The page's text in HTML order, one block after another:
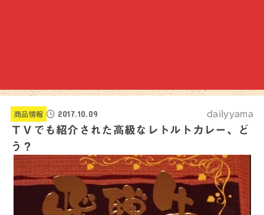
商品情報 2017.10.09 dailyyama
ＴＶでも紹介された高級なレトルトカレー、ど
う？